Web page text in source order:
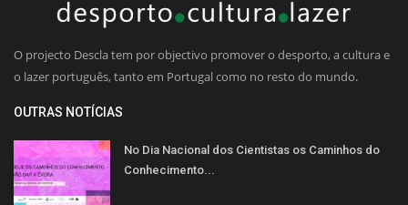
O projecto Descla tem por objectivo promover o desporto, a cultura e
o lazer português, tanto em Portugal como no resto do mundo.
OUTRAS NOTÍCIAS
No Dia Nacional dos Cientistas os Caminhos do
Conhecimento...